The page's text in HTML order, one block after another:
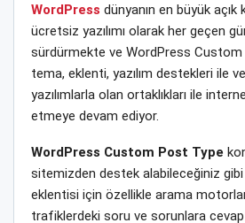
WordPress dünyanın en büyük açık
ücretsiz yazılımı olarak her geçen
sürdürmekte ve WordPress
tema, eklenti, yazılım destekleri ile
yazılımlarla olan ortaklıkları ile
etmeye devam ediyor.
WordPress Custom Post Type
sitemizden destek alabileceğiniz
eklentisi için özellikle arama
trafiklerdeki soru ve sorunlara